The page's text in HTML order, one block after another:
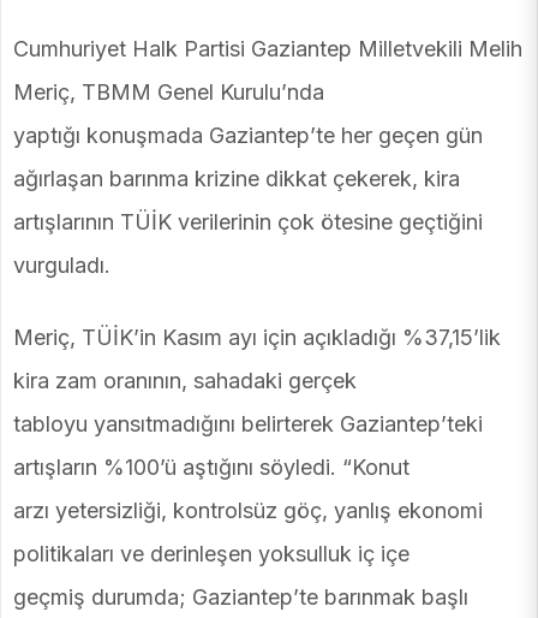
Cumhuriyet Halk Partisi Gaziantep Milletvekili Melih
Meriç, TBMM Genel Kurulu’nda
yaptığı konuşmada Gaziantep’te her geçen gün
ağırlaşan barınma krizine dikkat çekerek, kira
artışlarının TÜİK verilerinin çok ötesine geçtiğini
vurguladı.
Meriç, TÜİK’in Kasım ayı için açıkladığı %37,15’lik
kira zam oranının, sahadaki gerçek
tabloyu yansıtmadığını belirterek Gaziantep’teki
artışların %100’ü aştığını söyledi. “Konut
arzı yetersizliği, kontrolsüz göç, yanlış ekonomi
politikaları ve derinleşen yoksulluk iç içe
geçmiş durumda; Gaziantep’te barınmak başlı